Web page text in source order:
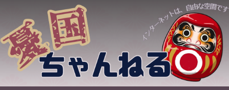
content